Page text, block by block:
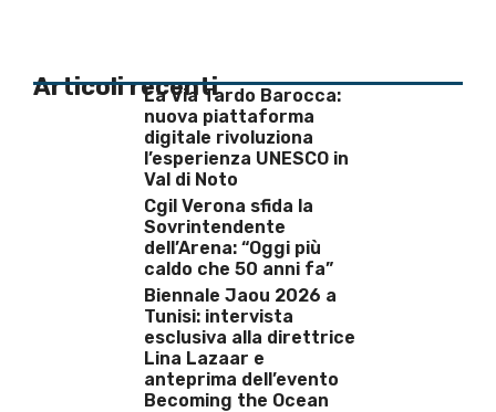
Articoli recentiLa Via Tardo Barocca:
nuova piattaforma
digitale rivoluziona
l’esperienza UNESCO in
Val di Noto
Cgil Verona sfida la
Sovrintendente
dell’Arena: “Oggi più
caldo che 50 anni fa”
Biennale Jaou 2026 a
Tunisi: intervista
esclusiva alla direttrice
Lina Lazaar e
anteprima dell’evento
Becoming the Ocean